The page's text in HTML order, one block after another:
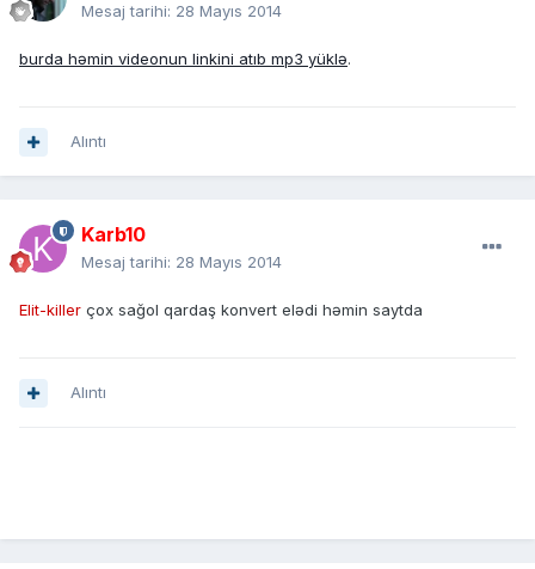
Mesaj tarihi: 28 Mayıs 2014
burda həmin videonun linkini atıb mp3 yüklə.
Alıntı
Karb10
Mesaj tarihi: 28 Mayıs 2014
Elit-killer çox sağol qardaş konvert elədi həmin saytda
Alıntı